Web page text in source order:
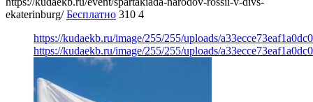
ekaterinburg/ Бесплатно 310 4
https://kudaekb.ru/image/255/255/uploads/
https://kudaekb.ru/image/255/255/uploads/